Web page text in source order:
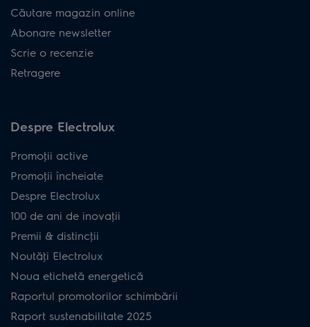
Căutare magazin online
Abonare newsletter
Scrie o recenzie
Retragere
Despre Electrolux
Promoţii active
Promoţii încheiate
Despre Electrolux
100 de ani de inovaţii
Premii & distincţii
Noutăţi Electrolux
Noua etichetă energetică
Raportul promotorilor schimbării
Raport sustenabilitate 2025